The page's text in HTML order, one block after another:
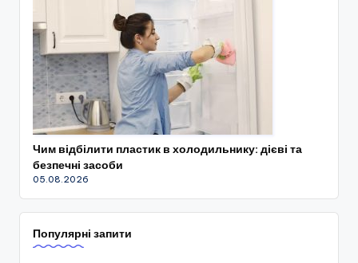
Чим відбілити пластик в холодильнику: дієві та
безпечні засоби
05.08.2026
Популярні запити